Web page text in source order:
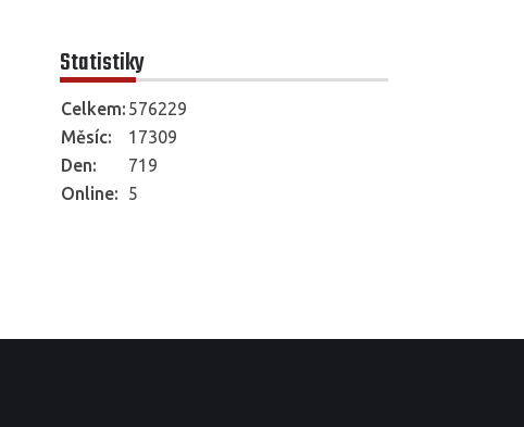
Statistiky
Online: 5
Celkem: 576229
Měsíc:
17309
Den:
719